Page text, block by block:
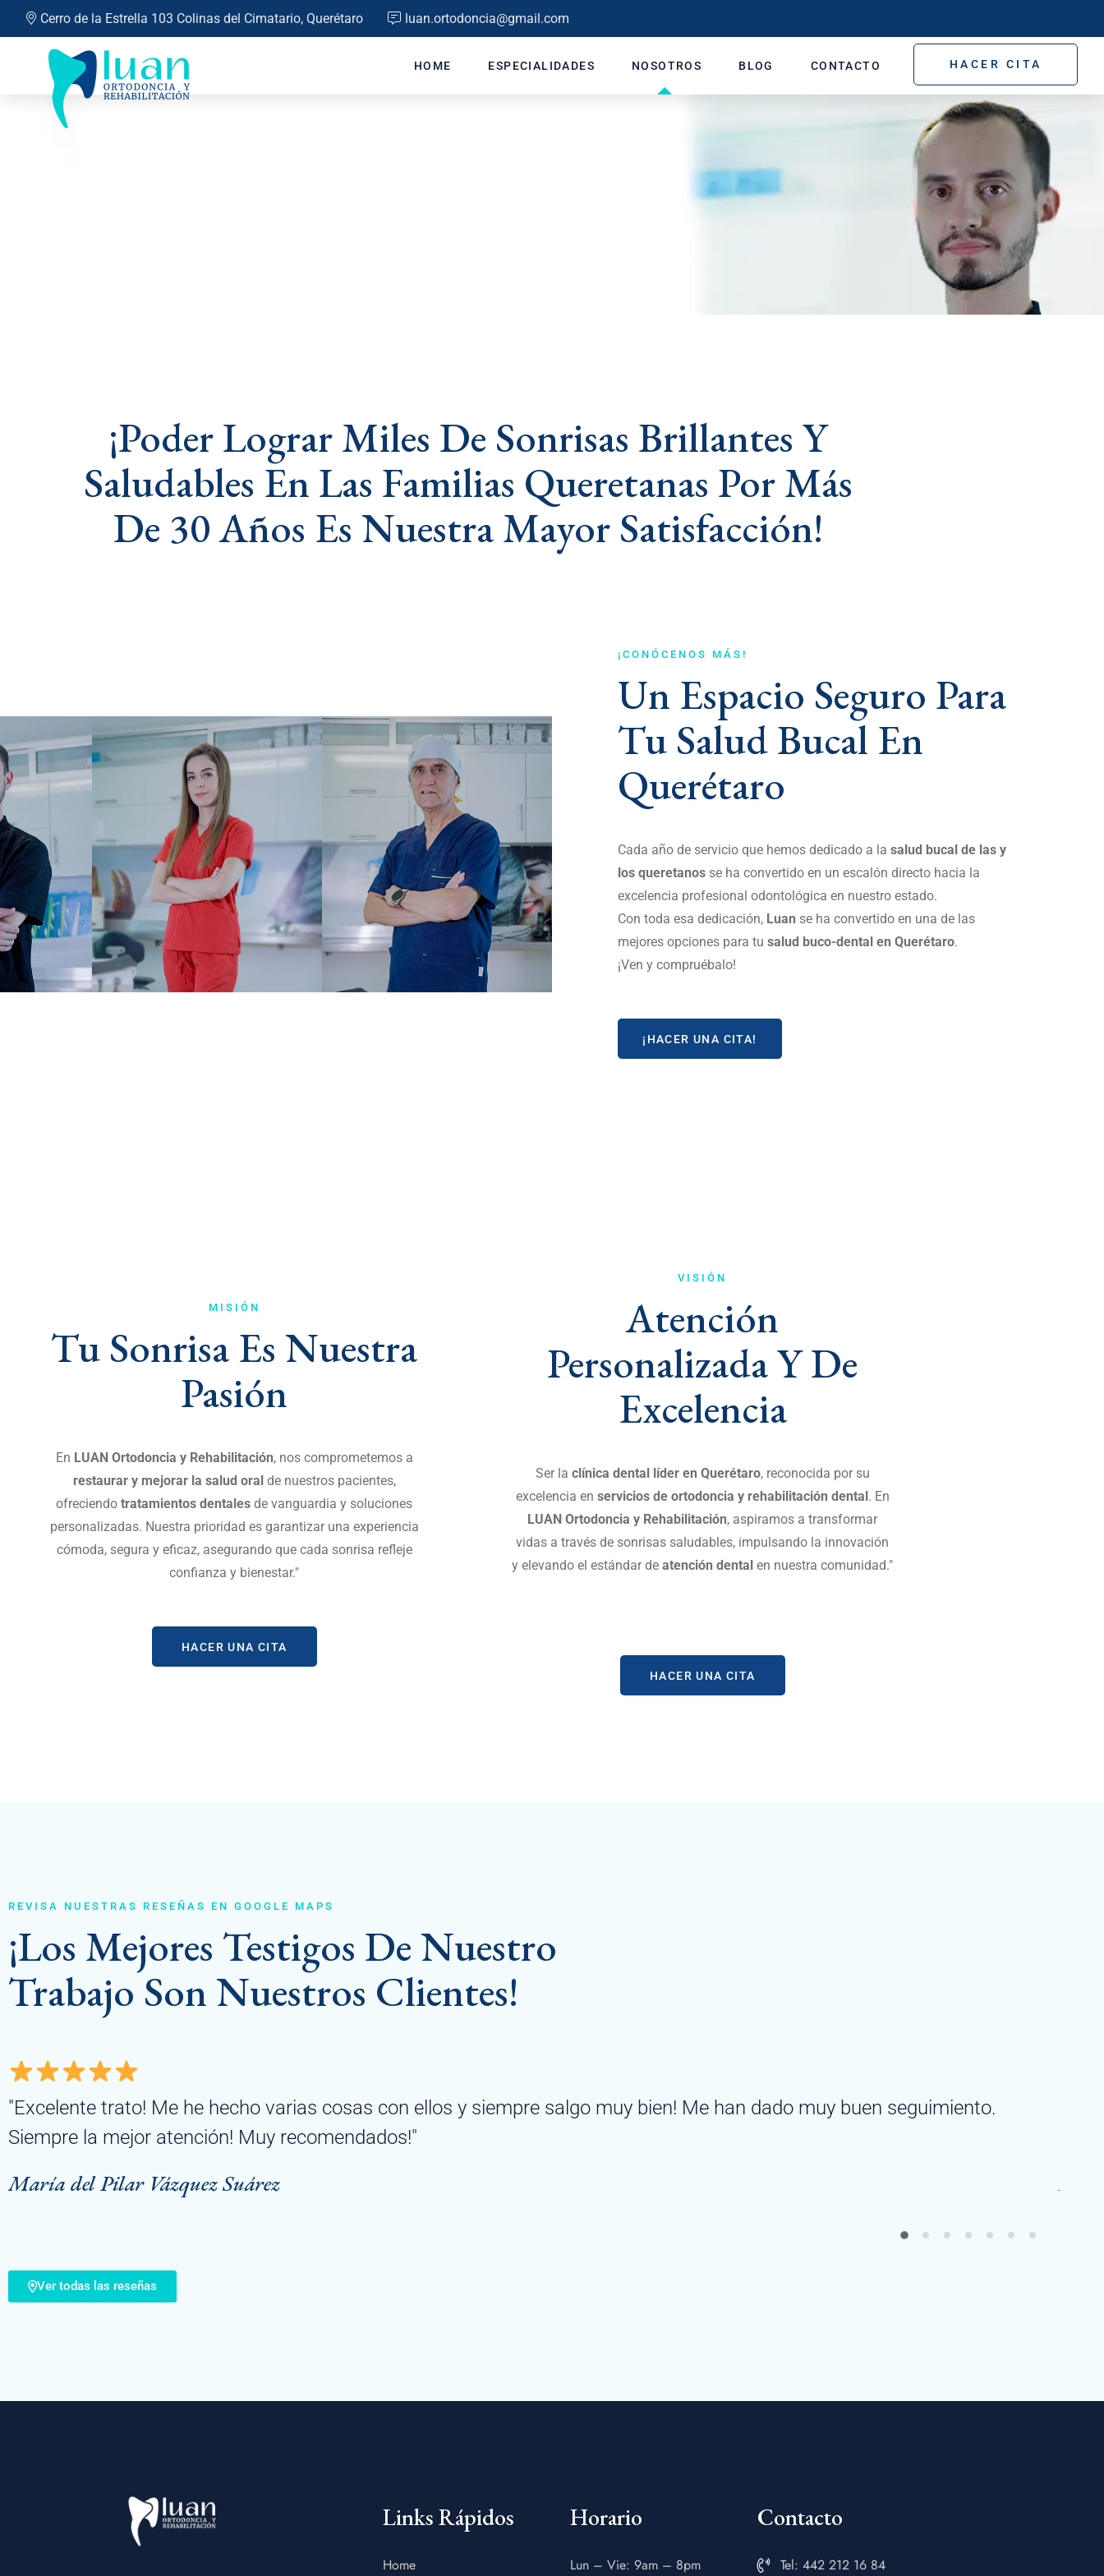
Cerro de la Estrella 103 Colinas del Cimatario, Querétaro luan.ortodoncia@gmail.com
HOME ESPECIALIDADES NOSOTROS BLOG CONTACTO HACER CITA
¡Poder Lograr Miles De Sonrisas Brillantes Y
Saludables En Las Familias Queretanas Por Más
De 30 Años Es Nuestra Mayor Satisfacción!
¡CONÓCENOS MÁS!
Un Espacio Seguro Para
Tu Salud Bucal En
Querétaro
Cada año de servicio que hemos dedicado a la salud bucal de las y
los queretanos se ha convertido en un escalón directo hacia la
excelencia profesional odontológica en nuestro estado.
Con toda esa dedicación, Luan se ha convertido en una de las
mejores opciones para tu salud buco-dental en Querétaro.
¡Ven y compruébalo!
¡HACER UNA CITA!
MISIÓN
Tu Sonrisa Es Nuestra
Pasión
En LUAN Ortodoncia y Rehabilitación, nos comprometemos a
restaurar y mejorar la salud oralde nuestros pacientes,
ofreciendo tratamientos dentales de vanguardia y soluciones
personalizadas. Nuestra prioridad es garantizar una experiencia
cómoda, segura y eficaz, asegurando que cada sonrisa refleje
confianza y bienestar."
HACER UNA CITA
VISIÓN
Atención
Personalizada Y De
Excelencia
Ser la clínica dental líder en Querétaro, reconocida por su
excelencia en servicios de ortodoncia y rehabilitación dental . En
LUAN Ortodoncia y Rehabilitación, aspiramos a transformar
vidas a través de sonrisas saludables, impulsando la innovación
y elevando el estándar de atención dental en nuestra comunidad."
HACER UNA CITA
REVISA NUESTRAS RESEÑAS EN GOOGLE MAPS
¡Los Mejores Testigos De Nuestro
Trabajo Son Nuestros Clientes!
trato! Me he hecho varias cosas con ellos y siempre salgo muy bien! Me han dado muy buen seguimiento.
la mejor atención! Muy recomendados!"
del Pilar Vázquez Suárez Anel
Ver todas las reseñas
Links Rápidos
Home
Horario
Lun – Vie: 9am – 8pm
Contacto
Tel: 442 212 16 84